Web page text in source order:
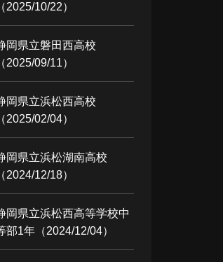
（2025/10/22）
岡県立磐田西高校
（2025/09/11）
岡県立浜松西高校
（2025/02/04）
岡県立浜松湖南高校
（2024/12/18）
岡県立浜松西高等学校中
部1年（2024/12/04）